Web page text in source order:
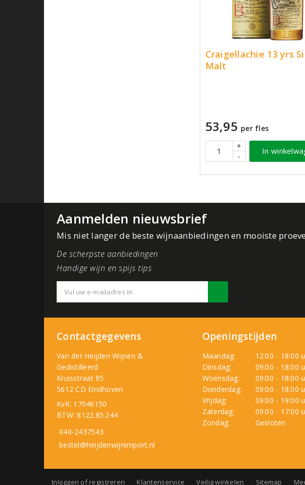
Craigellachie 13 yrs
Malt
53,95 per fles
+
-
In
Aanmelden nieuwsbrief
Mis niet langer de beste wijnaanbiedingen en mooiste
De scherpste aanbiedingen
Handige wijn en spijs tips
Contactgegevens
Van der Heijden Wijnen &
Gedistilleerd
Kruisstraat 85
5612 CD Eindhoven
KvK: 17046150
BTW: 8122.85.244
040-2437543
bestel@heijdenwijnimport.nl
Openingstijden
Maandag:
12:00 - 18:00
Dinsdag:
09:00 - 18:00
Woensdag:
09:00 - 18:00
Donderdag:
09:00 - 18:00
Vrijdag:
09:00 - 19:00
Zaterdag:
09:00 - 17:00
Zondag:
Gesloten
Inloggen of registreren Klantenservice Veilig winkelen Sitemap